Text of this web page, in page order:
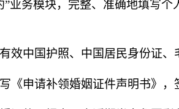
”业务模块，完整、准确地填写
效中国护照、 中国居民身份证、
《申请补领婚姻证件声明书》，